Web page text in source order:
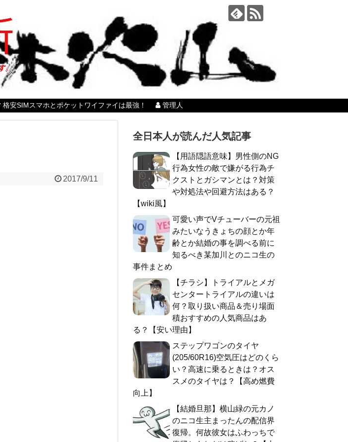
格安SIMスマホとポケットワイファイは最強！ 管理人
2017/9/11
全日本人が読んだ人気記事
【用語隠語意味】男性側のNG
行為女性の敵で嫌がる行為チ
クストとガシマンとは？対策
や対処法や回避方法はある？
【wiki風】
可愛い声でVチューバーの元祖
みたいなうきょちの顔とか年
齢とか結婚の事を調べる前に
知るべき某加川とのニコ生の
事件まとめ
【チラシ】トライアルとメガ
センタートライアルの違いは
何？取り扱い商品＆売り場面
積おすすめの人気商品はあ
る？【安い理由】
ステップワゴンのタイヤ
(205/60R16)空気圧はどのくら
い？高速に乗るときは？オス
スメのタイヤは？【高め燃費
向上】
【結婚旦那】横山緑の元カノ
のニコ生主まったんの配信界
復帰。何故彼女はふわっちで